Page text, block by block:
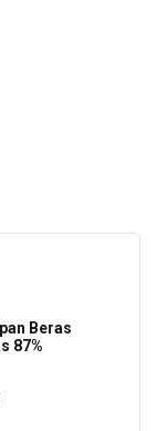
Beras
87%